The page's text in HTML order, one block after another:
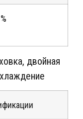
двойная